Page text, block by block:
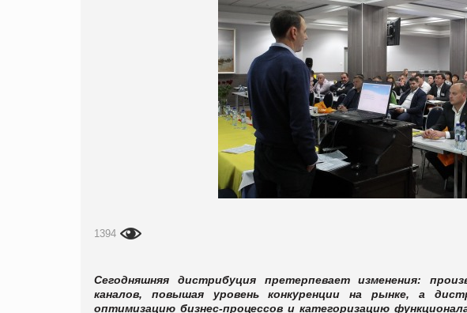
1394
Сегодняшняя дистрибуция претерпевает изменения:
каналов, повышая уровень конкуренции на рынке, а
оптимизацию бизнес-процессов и категоризацию